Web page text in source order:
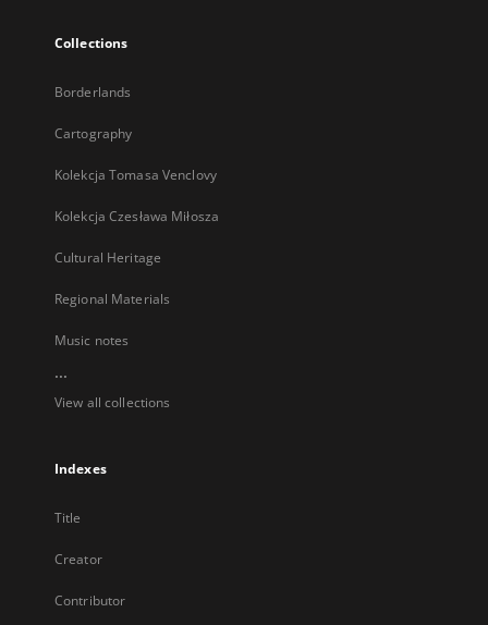
Collections
Borderlands
Cartography
Kolekcja Tomasa Venclovy
Kolekcja Czesława Miłosza
Cultural Heritage
Regional Materials
Music notes
...
View all collections
Indexes
Title
Creator
Contributor